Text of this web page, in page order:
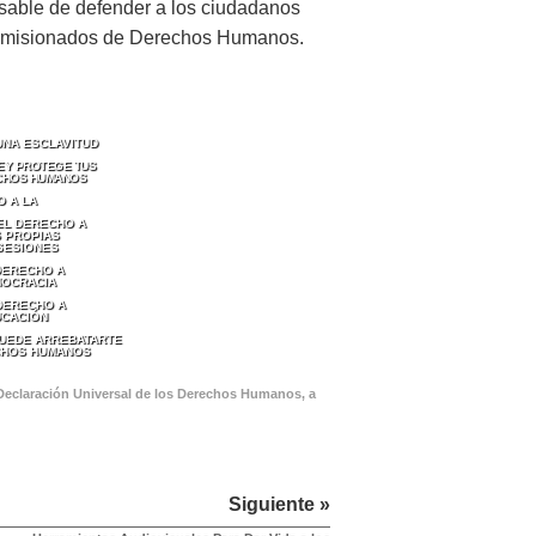
de defender a los ciudadanos
de Derechos Humanos.
ESCLAVITUD
PROTEGE TUS
HUMANOS
A LA
DERECHO A
PROPIAS
A
A
ARREBATARTE
HUMANOS
Universal de los Derechos Humanos, a
Siguiente »